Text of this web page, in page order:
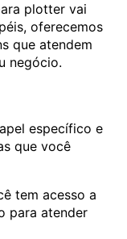
plotter vai
oferecemos
que atendem
negócio.
específico e
que você
tem acesso a
para atender